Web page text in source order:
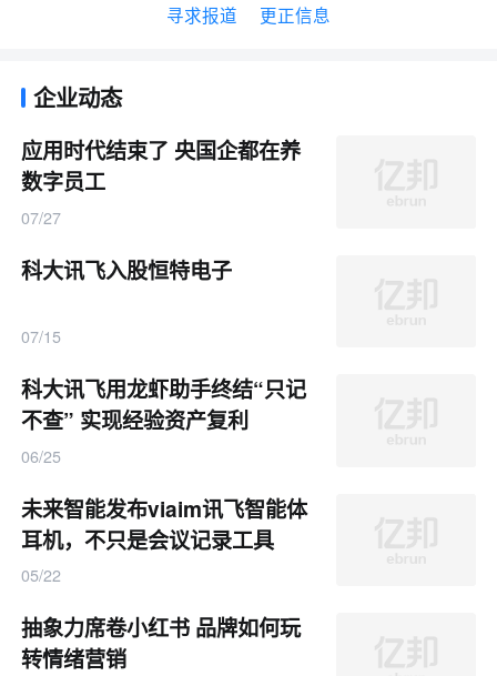
寻求报道
更正信息
企业动态
应用时代结束了 央国企都在养
数字员工
07/27
科大讯飞入股恒特电子
07/15
科大讯飞用龙虾助手终结“只记
不查” 实现经验资产复利
06/25
未来智能发布viaim讯飞智能体
耳机，不只是会议记录工具
05/22
抽象力席卷小红书 品牌如何玩
转情绪营销